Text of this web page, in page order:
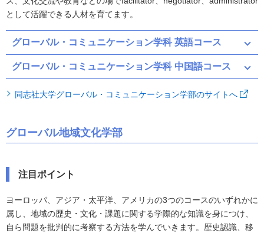
として活躍できる人材を育てます。
グローバル・コミュニケーション学科 英語コース
グローバル・コミュニケーション学科 中国語コース
同志社大学グローバル・コミュニケーション学部のサイトへ
グローバル地域文化学部
注目ポイント
ヨーロッパ、アジア・太平洋、アメリカの3つのコースのいずれかに
属し、地域の歴史・文化・課題に関する学際的な知識を身につけ、
自ら問題を批判的に考察する方法を学んでいきます。歴史認識、移